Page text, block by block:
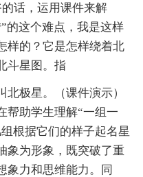
话，运用课件来解
的这个难点，我是这样
样的？它是怎样绕着北
斗星图。指
极星。（课件演示）
帮助学生理解“一组一
根据它们的样子起名星
象为形象，既突破了重
象力和思维能力。同